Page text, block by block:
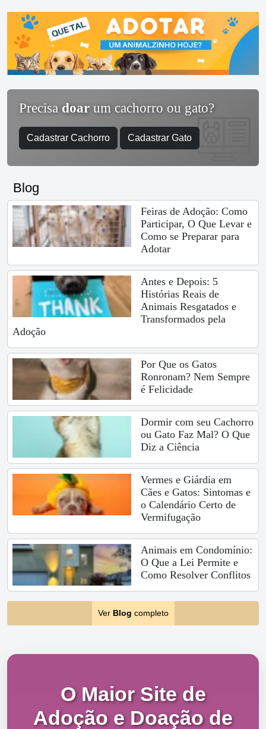
Precisa doar um cachorro ou gato?
Cadastrar Cachorro Cadastrar Gato
Blog
Feiras de Adoção: Como
Participar, O Que Levar e
Como se Preparar para
Adotar
Antes e Depois: 5
Histórias Reais de
Animais Resgatados e
Transformados pela
Adoção
Por Que os Gatos
Ronronam? Nem Sempre
é Felicidade
Dormir com seu Cachorro
ou Gato Faz Mal? O Que
Diz a Ciência
Vermes e Giárdia em
Cães e Gatos: Sintomas e
o Calendário Certo de
Vermifugação
Animais em Condomínio:
O Que a Lei Permite e
Como Resolver Conflitos
Ver Blog completo
O Maior Site de
Adoção e Doação de